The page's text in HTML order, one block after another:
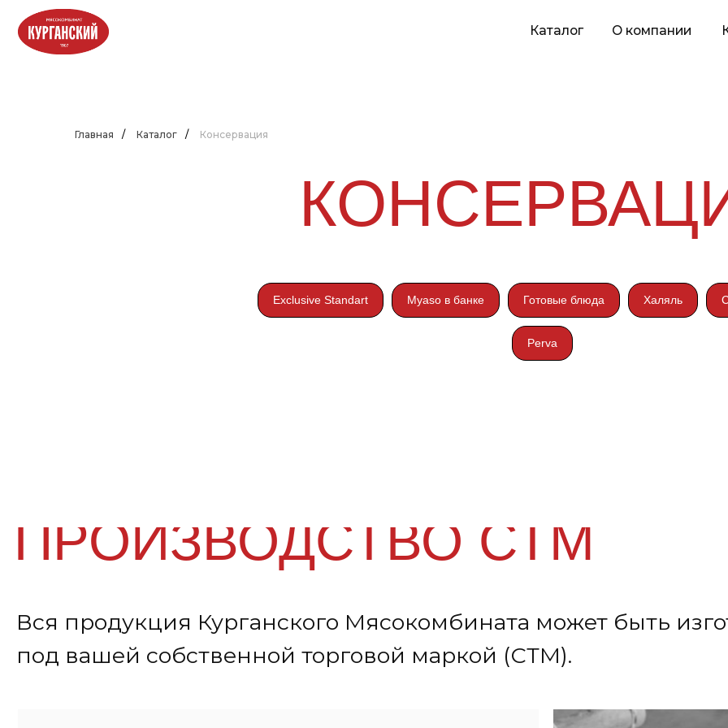
О компании Карьера
Главная / Каталог / Консервация
Exclusive Standart Myaso в банке Готовые блюда Халяль
Perva
Вся продукция Курганского Мясокомбината может быть